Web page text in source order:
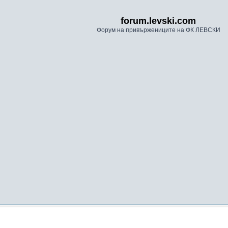
forum.levski.com
Форум на привържениците на ФК ЛЕВСКИ